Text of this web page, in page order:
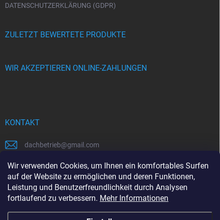
Wir verwenden Cookies, um Ihnen ein komfortables Surfen
auf der Website zu ermöglichen und deren Funktionen,
Leistung und Benutzerfreundlichkeit durch Analysen
fortlaufend zu verbessern. Mehr Informationen
DATENSCHUTZERKLÄRUNG (GDPR)
ZULETZT BEWERTETE PRODUKTE
WIR AKZEPTIEREN ONLINE-ZAHLUNGEN
KONTAKT
dachbetrieb@gmail.com
00421948484112
00421948484112
https://www.facebook.com/www.dachbetrieb.at